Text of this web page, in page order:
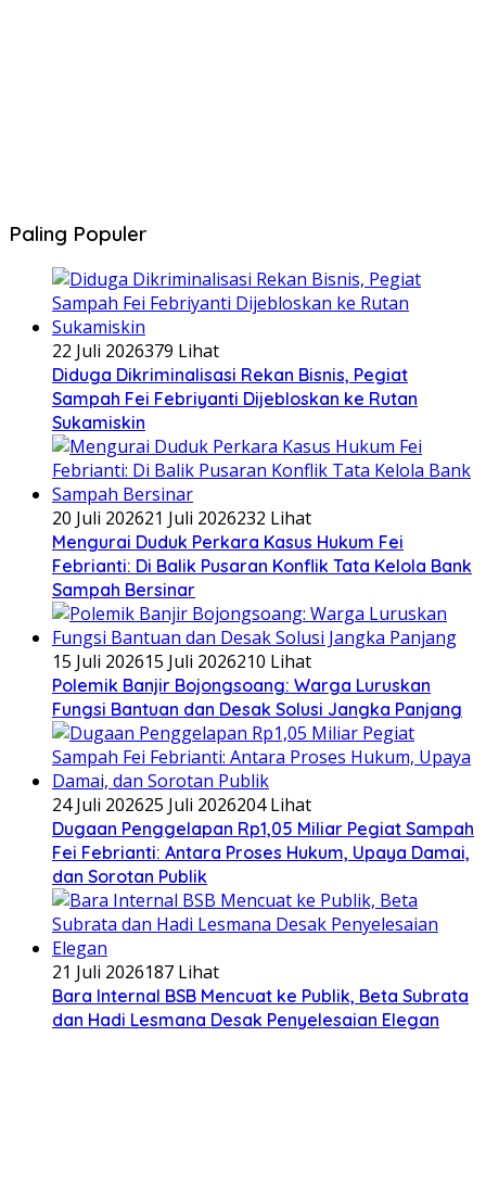
Paling Populer
22 Juli 2026379 Lihat
Diduga Dikriminalisasi Rekan Bisnis, Pegiat
Sampah Fei Febriyanti Dijebloskan ke Rutan
Sukamiskin
20 Juli 202621 Juli 2026232 Lihat
​Mengurai Duduk Perkara Kasus Hukum Fei
Febrianti: Di Balik Pusaran Konflik Tata Kelola Bank
Sampah Bersinar
15 Juli 202615 Juli 2026210 Lihat
Polemik Banjir Bojongsoang: Warga Luruskan
Fungsi Bantuan dan Desak Solusi Jangka Panjang
24 Juli 202625 Juli 2026204 Lihat
Dugaan Penggelapan Rp1,05 Miliar Pegiat Sampah
Fei Febrianti: Antara Proses Hukum, Upaya Damai,
dan Sorotan Publik
21 Juli 2026187 Lihat
Bara Internal BSB Mencuat ke Publik, Beta Subrata
dan Hadi Lesmana Desak Penyelesaian Elegan